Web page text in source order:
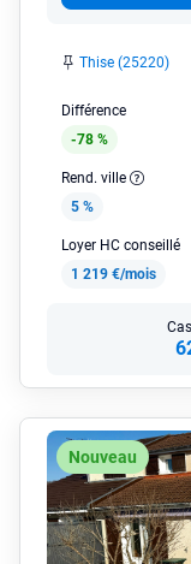
Thise (25220)
Différence
-78 %
Rend. ville
5 %
Loyer HC conseillé
1 219 €/mois
Nouveau